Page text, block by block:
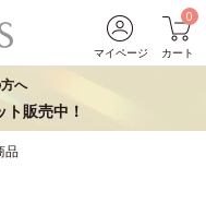
マイページ
0
カート
へ
販売中！
品